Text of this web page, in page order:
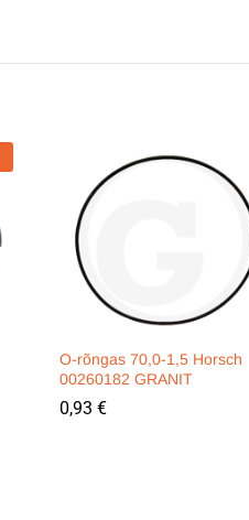
O-rõngas 70,0-1,5 Horsch
00260182 GRANIT
0,93 €